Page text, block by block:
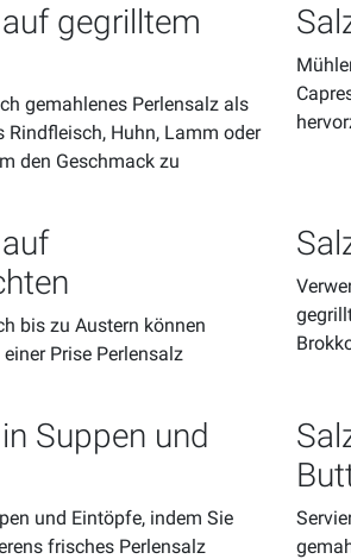
gegrilltem
gemahlenes Perlensalz als
Rindfleisch, Huhn, Lamm oder
den Geschmack zu
bis zu Austern können
Prise Perlensalz
Suppen und
und Eintöpfe, indem Sie
frisches Perlensalz